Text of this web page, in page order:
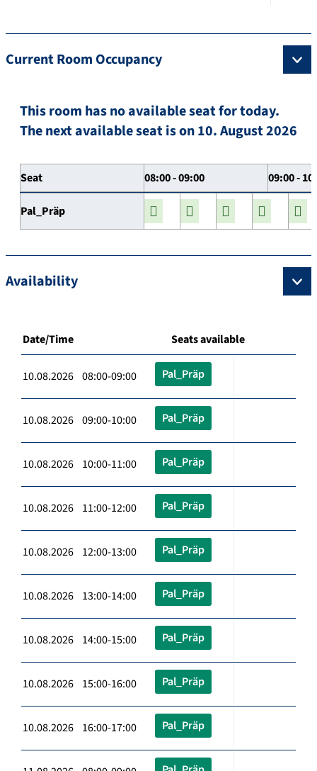
Current Room Occupancy
This room has no available seat for today.
The next available seat is on 10. August 2026
Seat 08:00 - 09:00 09:00 -
Pal_Präp
Availability
Date/Time Seats available
10.08.2026 08:00-09:00 Pal_Präp
10.08.2026 09:00-10:00 Pal_Präp
10.08.2026 10:00-11:00 Pal_Präp
10.08.2026 11:00-12:00 Pal_Präp
10.08.2026 12:00-13:00 Pal_Präp
10.08.2026 13:00-14:00 Pal_Präp
10.08.2026 14:00-15:00 Pal_Präp
10.08.2026 15:00-16:00 Pal_Präp
10.08.2026 16:00-17:00 Pal_Präp